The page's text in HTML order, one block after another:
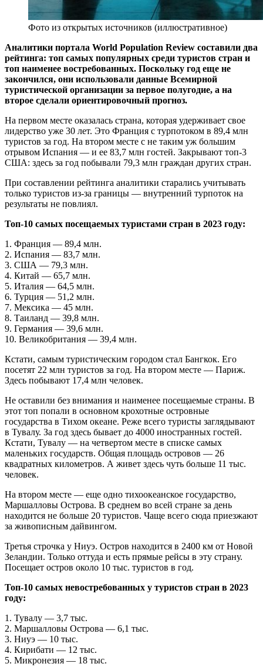
Фото из открытых источников (иллюстративное)
Аналитики портала World Population Review составили два
рейтинга: топ самых популярных среди туристов стран и
топ наименее востребованных. Поскольку год еще не
закончился, они использовали данные Всемирной
туристической организации за первое полугодие, а на
второе сделали ориентировочный прогноз.
На первом месте оказалась страна, которая удерживает свое
лидерство уже 30 лет. Это Франция с турпотоком в 89,4 млн
туристов за год. На втором месте с не таким уж большим
отрывом Испания — и ее 83,7 млн гостей. Закрывают топ-3
США: здесь за год побывали 79,3 млн граждан других стран.
При составлении рейтинга аналитики старались учитывать
только туристов из-за границы — внутренний турпоток на
результаты не повлиял.
Топ-10 самых посещаемых туристами стран в 2023 году:
1. Франция — 89,4 млн.
2. Испания — 83,7 млн.
3. США — 79,3 млн.
4. Китай — 65,7 млн.
5. Италия — 64,5 млн.
6. Турция — 51,2 млн.
7. Мексика — 45 млн.
8. Таиланд — 39,8 млн.
9. Германия — 39,6 млн.
10. Великобритания — 39,4 млн.
Кстати, самым туристическим городом стал Бангкок. Его
посетят 22 млн туристов за год. На втором месте — Париж.
Здесь побывают 17,4 млн человек.
Не оставили без внимания и наименее посещаемые страны. В
этот топ попали в основном крохотные островные
государства в Тихом океане. Реже всего туристы заглядывают
в Тувалу. За год здесь бывает до 4000 иностранных гостей.
Кстати, Тувалу — на четвертом месте в списке самых
маленьких государств. Общая площадь островов — 26
квадратных километров. А живет здесь чуть больше 11 тыс.
человек.
На втором месте — еще одно тихоокеанское государство,
Маршалловы Острова. В среднем во всей стране за день
находится не больше 20 туристов. Чаще всего сюда приезжают
за живописным дайвингом.
Третья строчка у Ниуэ. Остров находится в 2400 км от Новой
Зеландии. Только оттуда и есть прямые рейсы в эту страну.
Посещает остров около 10 тыс. туристов в год.
Топ-10 самых невостребованных у туристов стран в 2023
году:
1. Тувалу — 3,7 тыс.
2. Маршалловы Острова — 6,1 тыс.
3. Ниуэ — 10 тыс.
4. Кирибати — 12 тыс.
5. Микронезия — 18 тыс.